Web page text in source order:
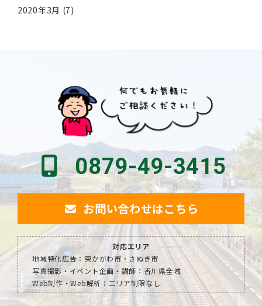
2020年3月 (7)
0879-49-3415
お問い合わせはこちら
対応エリア
地域特化広告：東かがわ市・さぬき市
写真撮影・イベント企画・講師：香川県全域
Web制作・Web解析：エリア制限なし